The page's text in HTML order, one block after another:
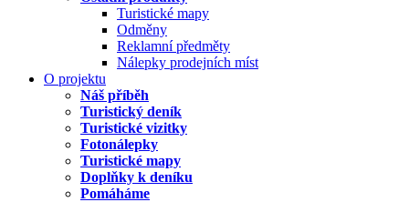
Turistické mapy
Odměny
Reklamní předměty
Nálepky prodejních míst
O projektu
Náš příběh
Turistický deník
Turistické vizitky
Fotonálepky
Turistické mapy
Doplňky k deníku
Pomáháme